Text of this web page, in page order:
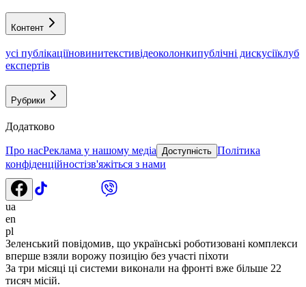
Контент
усі публікаціїновинитекстивідеоколонкипублічні дискусіїклуб
експертів
Рубрики
Додатково
Про насРеклама у нашому медіа Доступність Політика
конфіденційностізв'яжіться з нами
ua
en
pl
Зеленський повідомив, що українські роботизовані комплекси
вперше взяли ворожу позицію без участі піхоти
За три місяці ці системи виконали на фронті вже більше 22
тисяч місій.